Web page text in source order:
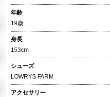
年齢
19歳
身長
153cm
シューズ
LOWRYS FARM
アクセサリー